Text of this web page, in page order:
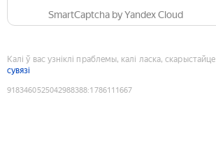
SmartCaptcha by Yandex Cloud
Калі ў вас узніклі праблемы, калі ласка, скарыстайце
сувязі
9183460525042988388:1786111667